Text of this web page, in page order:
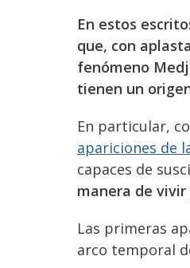
En estos
que, con
fenómeno
tienen un
En particular,
apariciones de
capaces de
manera de
Las primeras
arco temporal